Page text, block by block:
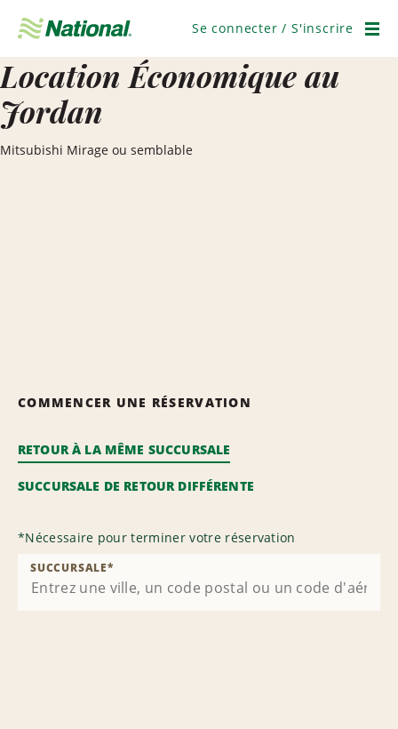
navigation
Se connecter / S'inscrire
Location Économique au
Jordan
Mitsubishi Mirage ou semblable
COMMENCER UNE RÉSERVATION
RETOUR À LA MÊME SUCCURSALE
SUCCURSALE DE RETOUR DIFFÉRENTE
*Nécessaire pour terminer votre réservation
SUCCURSALE*